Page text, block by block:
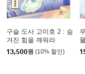
구슬 도사 고미호 2 : 숨
겨진 힘을 깨워라
13,500원 (10% 할인)